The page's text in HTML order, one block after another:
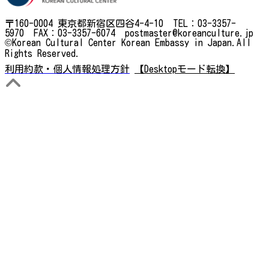
〒160-0004 東京都新宿区四谷4-4-10 TEL：03-3357-
5970 FAX：03-3357-6074 postmaster@koreanculture.jp
©Korean Cultural Center Korean Embassy in Japan.All
Rights Reserved.
利用約款・個人情報処理方針
【Desktopモード転換】